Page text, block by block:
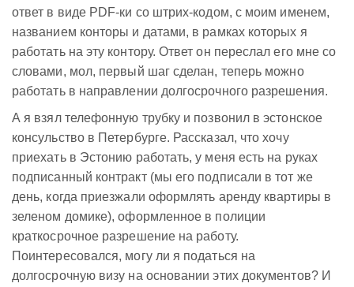
ответ в виде PDF-ки со штрих-кодом, с моим именем,
названием конторы и датами, в рамках которых я
работать на эту контору. Ответ он переслал его мне со
словами, мол, первый шаг сделан, теперь можно
работать в направлении долгосрочного разрешения.
А я взял телефонную трубку и позвонил в эстонское
консульство в Петербурге. Рассказал, что хочу
приехать в Эстонию работать, у меня есть на руках
подписанный контракт (мы его подписали в тот же
день, когда приезжали оформлять аренду квартиры в
зеленом домике), оформленное в полиции
краткосрочное разрешение на работу.
Поинтересовался, могу ли я податься на
долгосрочную визу на основании этих документов? И